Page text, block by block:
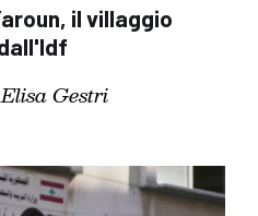
il villaggio
Elisa Gestri